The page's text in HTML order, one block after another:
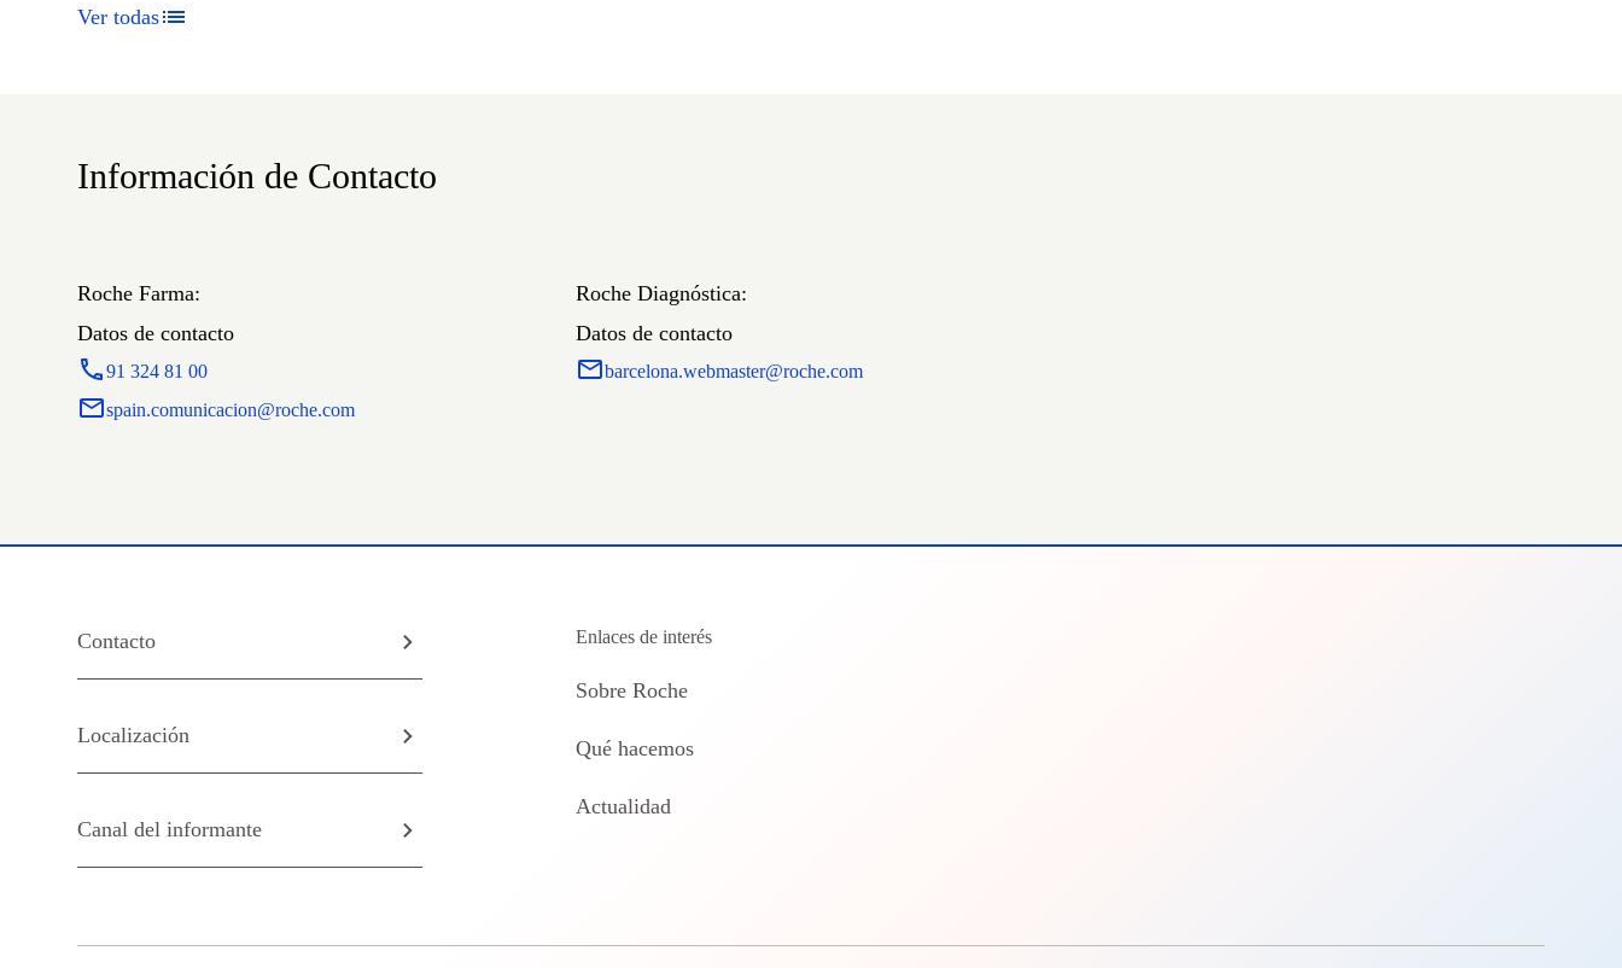
Ver todas
Información de Contacto
Roche Farma:
Datos de contacto
91 324 81 00
spain.comunicacion@roche.com
Roche Diagnóstica:
Datos de contacto
barcelona.webmaster@roche.com
Contacto
Localización
Canal del informante
Enlaces de interés
Sobre Roche
Qué hacemos
Actualidad